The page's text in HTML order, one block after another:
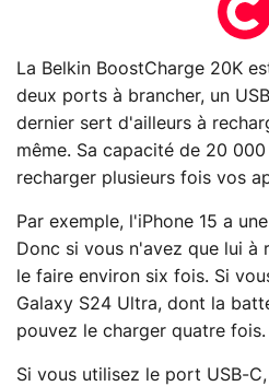
La Belkin BoostCharge 20K
deux ports à brancher, un
dernier sert d'ailleurs à
même. Sa capacité de 20
recharger plusieurs fois vos
Par exemple, l'iPhone 15 a
Donc si vous n'avez que lui à
le faire environ six fois. Si
Galaxy S24 Ultra, dont la
pouvez le charger quatre fois.
Si vous utilisez le port USB-